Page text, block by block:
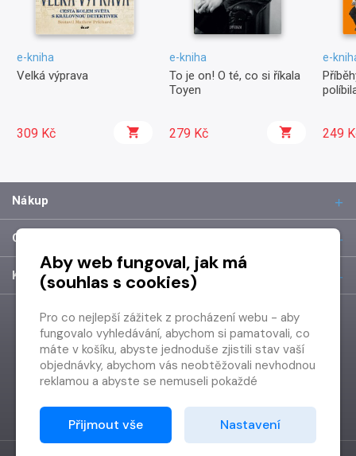
e-kniha
Velká výprava
309 Kč
e-kniha
To je on! O té, co si říkala
Toyen
279 Kč
e-
249
Nákup
O společnosti
Kontakt
Aby web fungoval, jak má
(souhlas s cookies)
Pro co nejlepší zážitek z procházení webu - aby
fungovalo vyhledávání, abychom si pamatovali, co
máte v košíku, abyste jednoduše zjistili stav vaší
objednávky, abychom vás neobtěžovali nevhodnou
reklamou a abyste se nemuseli pokaždé
Proto od vás potřebujeme souhlas se
zpracováním souborů cookies
Přijmout vše Nastavení